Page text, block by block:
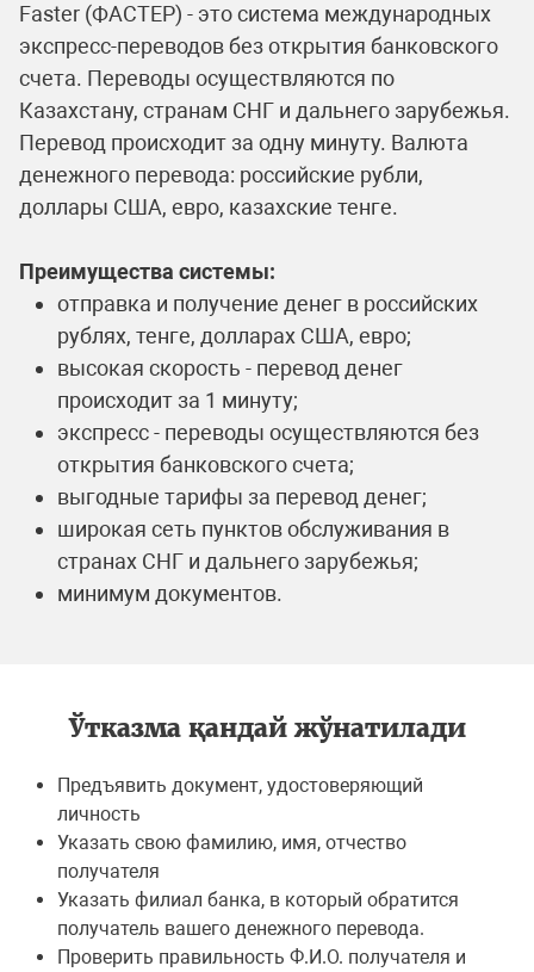
Faster (ФАСТЕР) - это система международных
экспресс-переводов без открытия банковского
счета. Переводы осуществляются по
Казахстану, странам СНГ и дальнего зарубежья.
Перевод происходит за одну минуту. Валюта
денежного перевода: российские рубли,
доллары США, евро, казахские тенге.
Преимущества системы:
отправка и получение денег в российских
рублях, тенге, долларах США, евро;
высокая скорость - перевод денег
происходит за 1 минуту;
экспресс - переводы осуществляются без
открытия банковского счета;
выгодные тарифы за перевод денег;
широкая сеть пунктов обслуживания в
странах СНГ и дальнего зарубежья;
минимум документов.
Ўтказма қандай жўнатилади
Предъявить документ, удостоверяющий
личность
Указать свою фамилию, имя, отчество
получателя
Указать филиал банка, в который обратится
получатель вашего денежного перевода.
Проверить правильность Ф.И.О. получателя и